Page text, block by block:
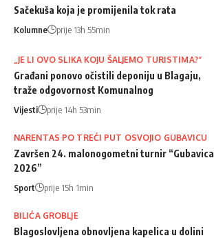
Sačekuša koja je promijenila tok rata
Kolumne prije 13h 55min
„JE LI OVO SLIKA KOJU ŠALJEMO TURISTIMA?“
Građani ponovo očistili deponiju u Blagaju,
traže odgovornost Komunalnog
Vijesti prije 14h 53min
NARENTAS PO TREĆI PUT OSVOJIO GUBAVICU
Završen 24. malonogometni turnir “Gubavica
2026”
Sport prije 15h 1min
BILIĆA GROBLJE
Blagoslovljena obnovljena kapelica u dolini